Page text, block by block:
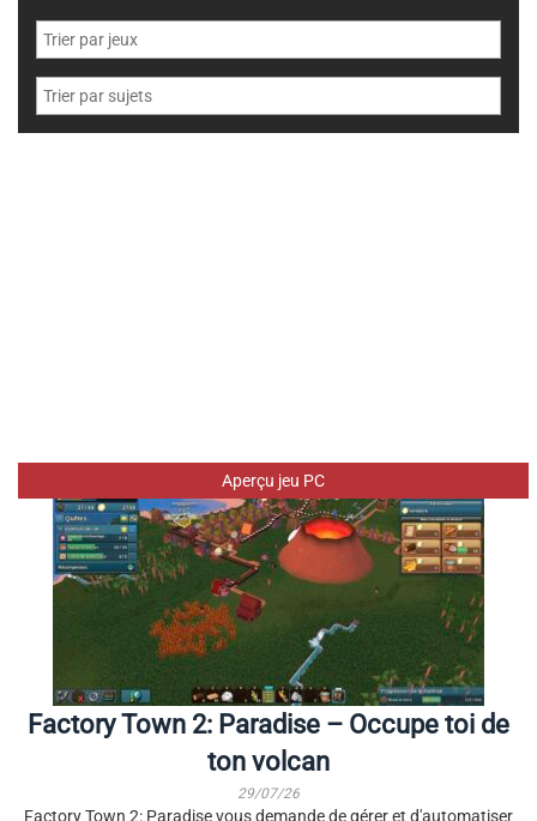
Aperçu jeu PC
Factory Town 2: Paradise – Occupe toi de
ton volcan
29/07/26
Factory Town 2: Paradise vous demande de gérer et d'automatiser